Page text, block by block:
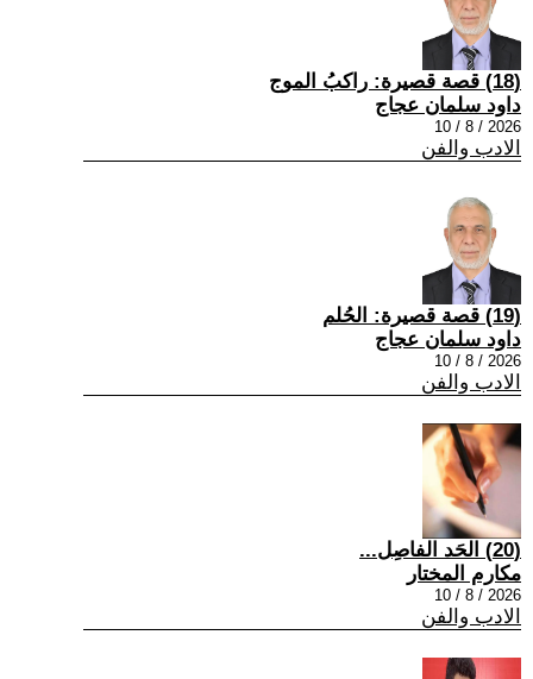
(18) قصة قصيرة: راكبُ الموج
داود سلمان عجاج
2026 / 8 / 10
الادب والفن
(19) قصة قصيرة: الحُلم
داود سلمان عجاج
2026 / 8 / 10
الادب والفن
(20) الحَد الفاصِل...
مكارم المختار
2026 / 8 / 10
الادب والفن